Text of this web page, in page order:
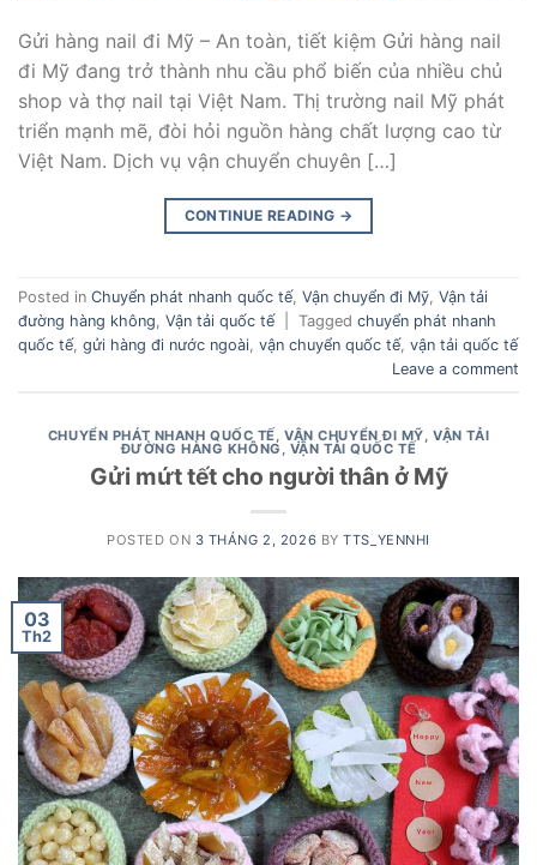
Gửi hàng nail đi Mỹ – An toàn, tiết kiệm Gửi hàng nail
đi Mỹ đang trở thành nhu cầu phổ biến của nhiều chủ
shop và thợ nail tại Việt Nam. Thị trường nail Mỹ phát
triển mạnh mẽ, đòi hỏi nguồn hàng chất lượng cao từ
Việt Nam. Dịch vụ vận chuyển chuyên […]
CONTINUE READING →
Posted in Chuyển phát nhanh quốc tế, Vận chuyển đi Mỹ, Vận tải
đường hàng không, Vận tải quốc tế Tagged chuyển phát nhanh
quốc tế, gửi hàng đi nước ngoài, vận chuyển quốc tế, vận tải quốc tế
Leave a comment
CHUYỂN PHÁT NHANH QUỐC TẾ ,VẬN CHUYỂN ĐI MỸ ,VẬN TẢI
ĐƯỜNG HÀNG KHÔNG VẬN TẢI QUỐC TẾ
Gửi mứt tết cho người thân ở Mỹ
POSTED ON 3 THÁNG 2, 2026 BYTTS_YENNHI
03
Th2